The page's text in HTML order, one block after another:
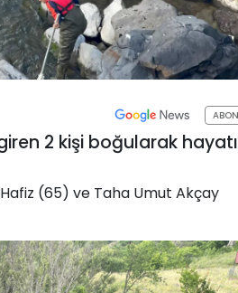
2 kişi boğularak
(65) ve Taha Umut Akçay